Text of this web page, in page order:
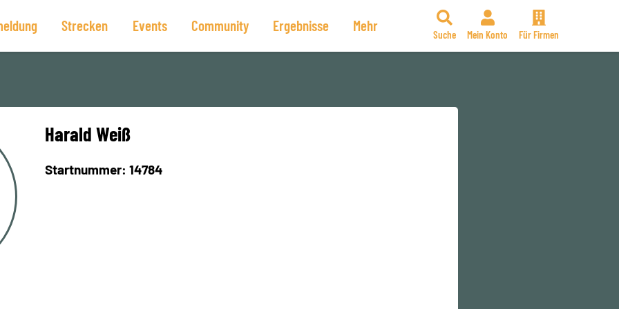
Strecken Events Community Ergebnisse Mehr
Suche Mein Konto Für Firmen
Harald Weiß
Startnummer: 14784